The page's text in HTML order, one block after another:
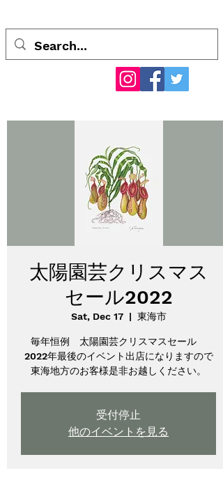
太陽園芸クリスマス
セール2022
Sat, Dec 17
  |
東海市
毎年恒例 太陽園芸クリスマスセール
2022年最後のイベント出店になりますので
東海地方のお客様是非お越しください。
受付停止
他のイベントを見る